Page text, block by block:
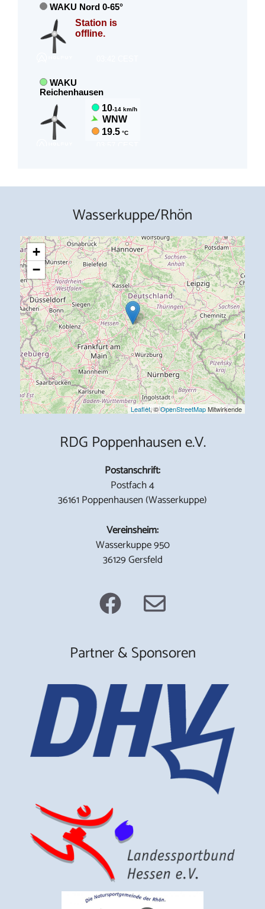
Wasserkuppe/Rhön
+
−
Leaflet, ©OpenStreetMapMitwirkende
RDG Poppenhausen e.V.
Postanschrift:
Postfach 4
36161 Poppenhausen (Wasserkuppe)
Vereinsheim:
Wasserkuppe 950
36129 Gersfeld
Partner & Sponsoren